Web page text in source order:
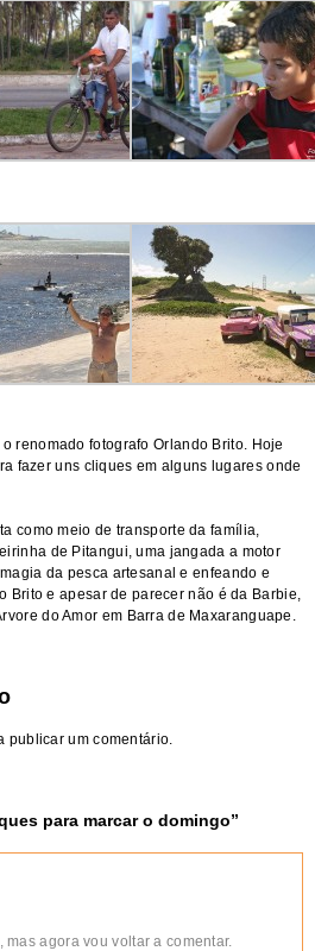
renomado fotografo Orlando Brito. Hoje
fazer uns cliques em alguns lugares onde
como meio de transporte da família,
de Pitangui, uma jangada a motor
da pesca artesanal e enfeando e
Brito e apesar de parecer não é da Barbie,
do Amor em Barra de Maxaranguape.
publicar um comentário.
para marcar o domingo”
agora vou voltar a comentar.